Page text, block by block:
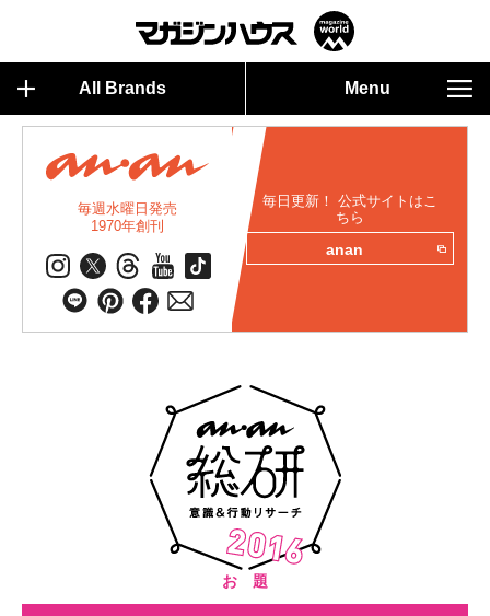
All Brands Menu
毎週水曜日発売
1970年創刊
毎日更新！ 公式サイトはこ
ちら
anan
お 題